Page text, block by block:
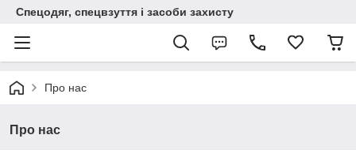
Спецодяг, спецвзуття і засоби захисту
Про нас
Про нас